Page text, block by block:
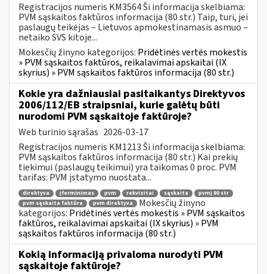
Registracijos numeris KM3564 Ši informacija skelbiama:
PVM sąskaitos faktūros informacija (80 str.) Taip, turi, jei
paslaugų teikėjas – Lietuvos apmokestinamasis asmuo –
netaiko SVS kitoje...
Mokesčių žinyno kategorijos: Pridėtinės vertės mokestis
» PVM sąskaitos faktūros, reikalavimai apskaitai (IX
skyrius) » PVM sąskaitos faktūros informacija (80 str.)
Kokie yra dažniausiai pasitaikantys Direktyvos
2006/112/EB straipsniai, kurie galėtų būti
nurodomi PVM sąskaitoje faktūroje?
Web turinio sąrašas 2026-03-17
Registracijos numeris KM1213 Ši informacija skelbiama:
PVM sąskaitos faktūros informacija (80 str.) Kai prekių
tiekimui (paslaugų teikimui) yra taikomas 0 proc. PVM
tarifas: PVM įstatymo nuostata...
direktyva įforminimas pvm rekvizitai sąskaita
pvmį 80 str
pvm sąskaita faktūra
pvm direktyva
Mokesčių žinyno
kategorijos: Pridėtinės vertės mokestis » PVM sąskaitos
faktūros, reikalavimai apskaitai (IX skyrius) » PVM
sąskaitos faktūros informacija (80 str.)
Kokią informaciją privaloma nurodyti PVM
sąskaitoje faktūroje?